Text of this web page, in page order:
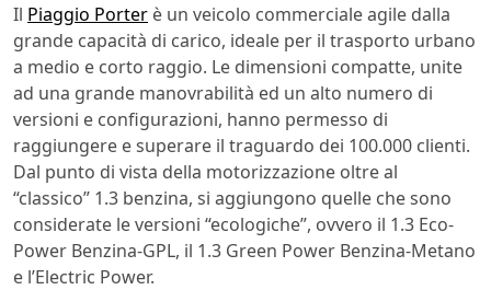
Il Piaggio Porter è un veicolo commerciale agile dalla
grande capacità di carico, ideale per il trasporto urbano
a medio e corto raggio. Le dimensioni compatte, unite
ad una grande manovrabilità ed un alto numero di
versioni e configurazioni, hanno permesso di
raggiungere e superare il traguardo dei 100.000 clienti.
Dal punto di vista della motorizzazione oltre al
“classico” 1.3 benzina, si aggiungono quelle che sono
considerate le versioni “ecologiche”, ovvero il 1.3 Eco-
Power Benzina-GPL, il 1.3 Green Power Benzina-Metano
e l’Electric Power.